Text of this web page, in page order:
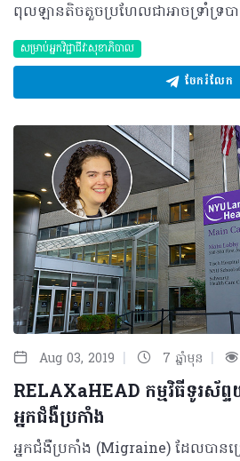
សម្រាប់អ្នកវិជ្ជាជីវៈសុខាភិបាល
ចែករំលែក
Aug 03, 2019 | 7 ឆ្នាំមុន |
RELAXaHEAD កម្មវិធីទូរស័
អ្នកជំងឺប្រកាំង